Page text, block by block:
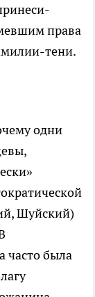
права
тени.
одни
Шуйский)
часто была